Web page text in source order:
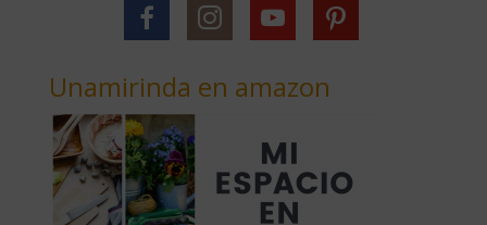
Unamirinda en amazon